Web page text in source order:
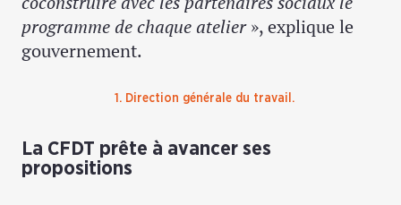
1. Direction générale du travail.
programme de chaque atelier», explique le
gouvernement.
La CFDT prête à avancer ses
propositions